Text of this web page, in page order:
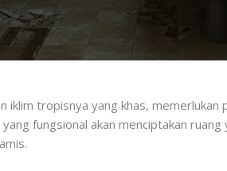
iklim tropisnya yang khas,
fungsional akan menciptakan